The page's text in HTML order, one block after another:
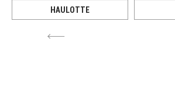
4
HAULOTTE